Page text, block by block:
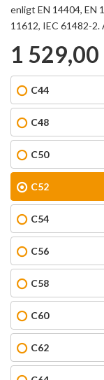
enligt EN 14404, EN
11612, IEC 61482-2.
1
C44
C48
C50
C52
C54
C56
C58
C60
C62